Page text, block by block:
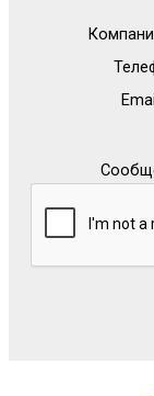
Email